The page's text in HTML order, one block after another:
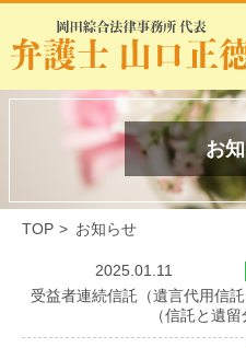
お
TOP > お知らせ
2025.01.11
受益者連続信託（遺言代用信
（信託と遺留